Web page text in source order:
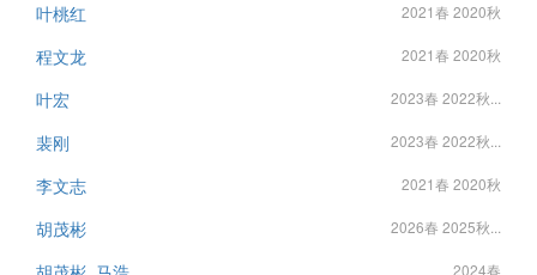
叶桃红 2021春 2020秋
程文龙 2021春 2020秋
叶宏 2023春 2022秋...
裴刚 2023春 2022秋...
李文志 2021春 2020秋
胡茂彬 2026春 2025秋...
2024春